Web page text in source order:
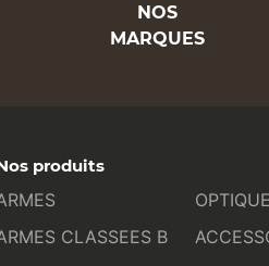
NOS
MARQUES
produits
CLASSEES B